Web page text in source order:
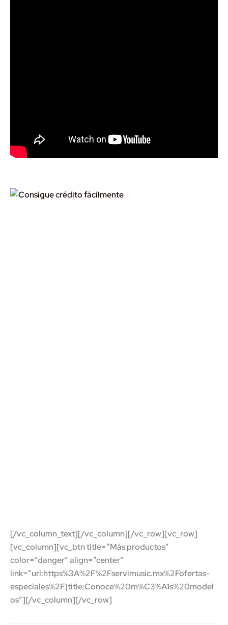
[/vc_column_text][/vc_column][/vc_row][vc_row]
[vc_column][vc_btn title=”Más productos”
color=”danger” align=”center”
link=”url:https%3A%2F%2Fservimusic.mx%2Fofertas-
especiales%2F|title:Conoce%20m%C3%A1s%20model
os”][/vc_column][/vc_row]